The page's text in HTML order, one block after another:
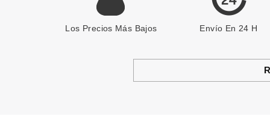
Los Precios Más Bajos Envío En 24 H